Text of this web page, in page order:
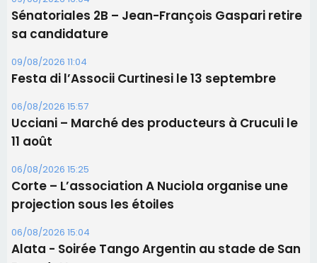
11 août
06/08/2026 15:25
Corte – L’association A Nuciola organise une
projection sous les étoiles
06/08/2026 15:04
Alata - Soirée Tango Argentin au stade de San
Benedetto
05/08/2026 09:53
Biguglia : messe de la Sainte-Marie et
procession le 14 août